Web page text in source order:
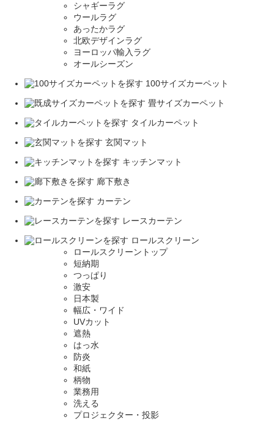
シャギーラグ
ウールラグ
あったかラグ
北欧デザインラグ
ヨーロッパ輸入ラグ
オールシーズン
100サイズカーペット
畳サイズカーペット
タイルカーペット
玄関マット
キッチンマット
廊下敷き
カーテン
レースカーテン
ロールスクリーン
ロールスクリーントップ
短納期
つっぱり
激安
日本製
幅広・ワイド
UVカット
遮熱
はっ水
防炎
和紙
柄物
業務用
洗える
プロジェクター・投影